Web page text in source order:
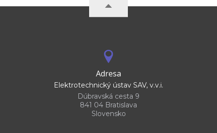
Adresa
Elektrotechnický ústav SAV, v.v.i.
Dúbravská cesta 9
841 04 Bratislava
Slovensko